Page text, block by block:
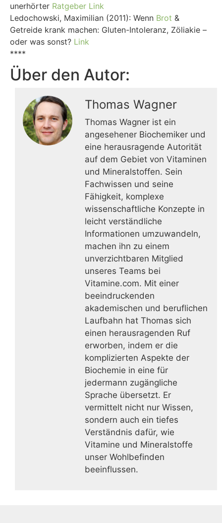
unerhörter Ratgeber Link
Ledochowski, Maximilian (2011): Wenn Brot &
Getreide krank machen: Gluten-Intoleranz, Zöliakie –
oder was sonst? Link
****
Über den Autor:
Thomas Wagner
Thomas Wagner ist ein
angesehener Biochemiker und
eine herausragende Autorität
auf dem Gebiet von Vitaminen
und Mineralstoffen. Sein
Fachwissen und seine
Fähigkeit, komplexe
wissenschaftliche Konzepte in
leicht verständliche
Informationen umzuwandeln,
machen ihn zu einem
unverzichtbaren Mitglied
unseres Teams bei
Vitamine.com. Mit einer
beeindruckenden
akademischen und beruflichen
Laufbahn hat Thomas sich
einen herausragenden Ruf
erworben, indem er die
komplizierten Aspekte der
Biochemie in eine für
jedermann zugängliche
Sprache übersetzt. Er
vermittelt nicht nur Wissen,
sondern auch ein tiefes
Verständnis dafür, wie
Vitamine und Mineralstoffe
unser Wohlbefinden
beeinflussen.